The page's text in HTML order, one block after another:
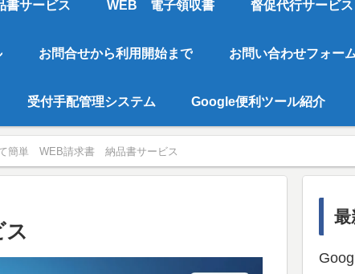
サービス WEB 電子領収書 督促代行サービス
お問合せから利用開始まで お問い合わせフォー
受付手配管理システム Google便利ツール紹介
簡単 WEB請求書 納品書サービス
最